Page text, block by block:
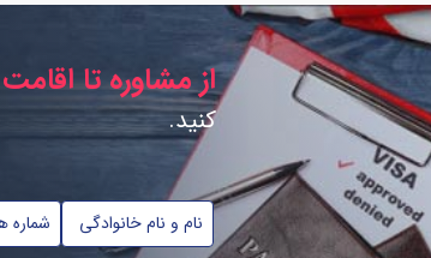
از مشاوره تا اقامت
کنید.
نام
و
شماره
موبایل
تابعیت
*